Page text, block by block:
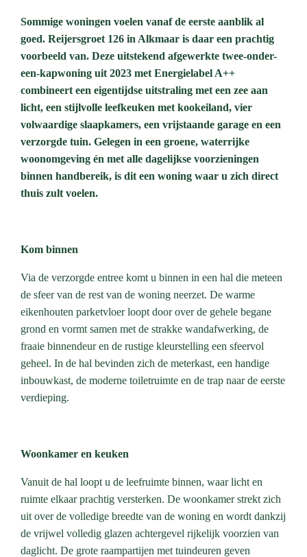
Sommige woningen voelen vanaf de eerste aanblik al
goed. Reijersgroet 126 in Alkmaar is daar een prachtig
voorbeeld van. Deze uitstekend afgewerkte twee-onder-
een-kapwoning uit 2023 met Energielabel A++
combineert een eigentijdse uitstraling met een zee aan
licht, een stijlvolle leefkeuken met kookeiland, vier
volwaardige slaapkamers, een vrijstaande garage en een
verzorgde tuin. Gelegen in een groene, waterrijke
woonomgeving én met alle dagelijkse voorzieningen
binnen handbereik, is dit een woning waar u zich direct
thuis zult voelen.
Kom binnen
Via de verzorgde entree komt u binnen in een hal die meteen
de sfeer van de rest van de woning neerzet. De warme
eikenhouten parketvloer loopt door over de gehele begane
grond en vormt samen met de strakke wandafwerking, de
fraaie binnendeur en de rustige kleurstelling een sfeervol
geheel. In de hal bevinden zich de meterkast, een handige
inbouwkast, de moderne toiletruimte en de trap naar de eerste
verdieping.
Woonkamer en keuken
Vanuit de hal loopt u de leefruimte binnen, waar licht en
ruimte elkaar prachtig versterken. De woonkamer strekt zich
uit over de volledige breedte van de woning en wordt dankzij
de vrijwel volledig glazen achtergevel rijkelijk voorzien van
daglicht. De grote raampartijen met tuindeuren geven